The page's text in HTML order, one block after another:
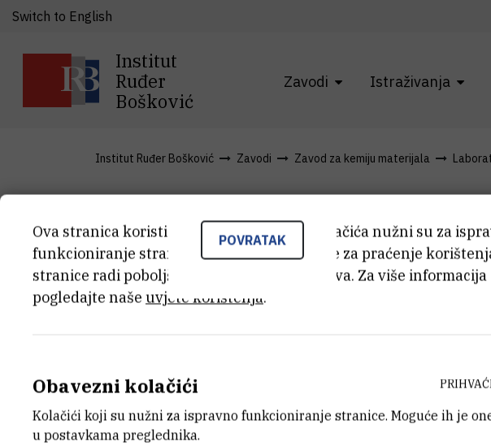
Institut
Ruđer
Bošković
Zavodi Istraživanja
Switch to English
Institut Ruđer Bošković Zavodi Zavod za kemiju materijala
Novosti
INSTITUT RUĐER BOŠKOVIĆ
POVRATAK
Ova stranica koristi kolačiće. Neki od tih kolačića nužni su za
funkcioniranje stranice, dok se drugi koriste za praćenje
stranice radi poboljšanja korisničkog iskustva. Za više informacija
pogledajte naše uvjete korištenja.
Obavezni kolačići
Kolačići koji su nužni za ispravno funkcioniranje stranice. Moguće ih je
u postavkama preglednika.